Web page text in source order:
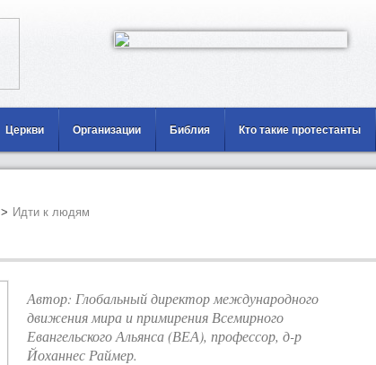
Церкви Организации Библия Кто такие протестанты
> Идти к людям
Автор: Глобальный директор международного
движения мира и примирения Всемирного
Евангельского Альянса (ВЕА), профессор, д-р
Йоханнес Раймер.